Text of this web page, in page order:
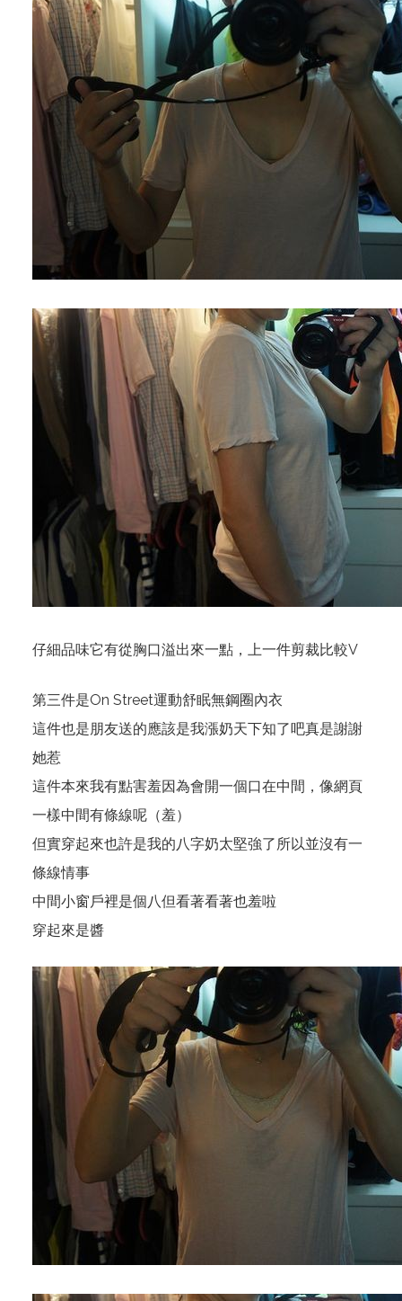
仔細品味它有從胸口溢出來一點，上一件剪裁比較V
第三件是On Street運動舒眠無鋼圈內衣
這件也是朋友送的應該是我漲奶天下知了吧真是謝謝
她惹
這件本來我有點害羞因為會開一個口在中間，像網頁
一樣中間有條線呢（羞）
但實穿起來也許是我的八字奶太堅強了所以並沒有一
條線情事
中間小窗戶裡是個八但看著看著也羞啦
穿起來是醬